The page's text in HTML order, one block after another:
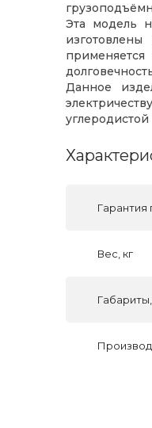
Эта модель
Данное
углеродистой
Гарантия
Вес, кг